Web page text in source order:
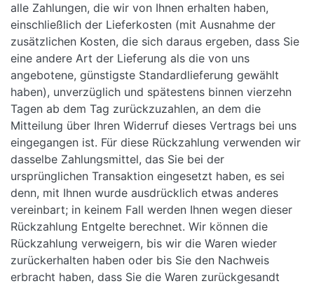
alle Zahlungen, die wir von Ihnen erhalten haben,
einschließlich der Lieferkosten (mit Ausnahme der
zusätzlichen Kosten, die sich daraus ergeben, dass Sie
eine andere Art der Lieferung als die von uns
angebotene, günstigste Standardlieferung gewählt
haben), unverzüglich und spätestens binnen vierzehn
Tagen ab dem Tag zurückzuzahlen, an dem die
Mitteilung über Ihren Widerruf dieses Vertrags bei uns
eingegangen ist. Für diese Rückzahlung verwenden wir
dasselbe Zahlungsmittel, das Sie bei der
ursprünglichen Transaktion eingesetzt haben, es sei
denn, mit Ihnen wurde ausdrücklich etwas anderes
vereinbart; in keinem Fall werden Ihnen wegen dieser
Rückzahlung Entgelte berechnet. Wir können die
Rückzahlung verweigern, bis wir die Waren wieder
zurückerhalten haben oder bis Sie den Nachweis
erbracht haben, dass Sie die Waren zurückgesandt